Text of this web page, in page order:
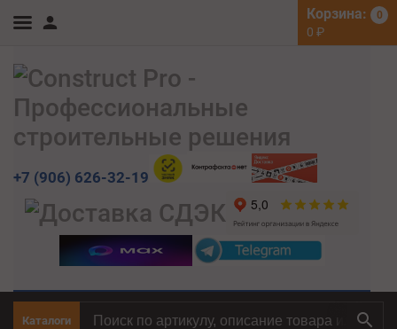
Корзина: 0
0 ₽
+7 (906) 626-32-19
Каталоги